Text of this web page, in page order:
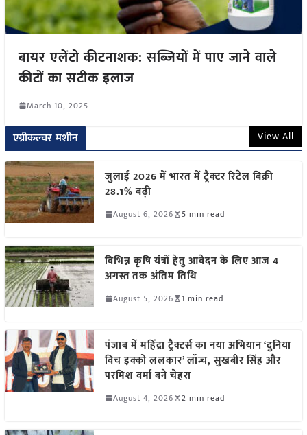
बायर एलेंटो कीटनाशक: सब्जियों में पाए जाने वाले
कीटों का सटीक इलाज
March 10, 2025
एग्रीकल्चर मशीन View All
जुलाई 2026 में भारत में ट्रैक्टर रिटेल बिक्री
28.1% बढ़ी
August 6, 2026 5 min read
विभिन्न कृषि यंत्रों हेतु आवेदन के लिए आज 4
अगस्त तक अंतिम तिथि
August 5, 2026 1 min read
पंजाब में महिंद्रा ट्रैक्टर्स का नया अभियान ‘दुनिया
विच इक्को ललकार’ लॉन्च, सुखबीर सिंह और
परमिश वर्मा बने चेहरा
August 4, 2026 2 min read